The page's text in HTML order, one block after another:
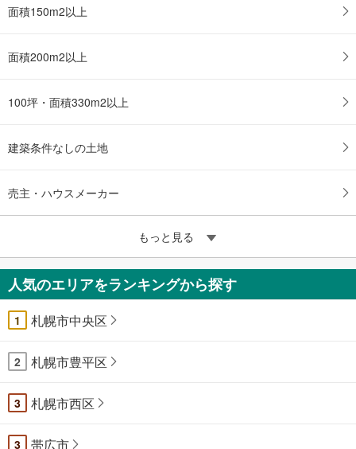
面積150m2以上
面積200m2以上
100坪・面積330m2以上
建築条件なしの土地
売主・ハウスメーカー
もっと見る
人気のエリアをランキングから探す
1 札幌市中央区
2 札幌市豊平区
3 札幌市西区
3 帯広市